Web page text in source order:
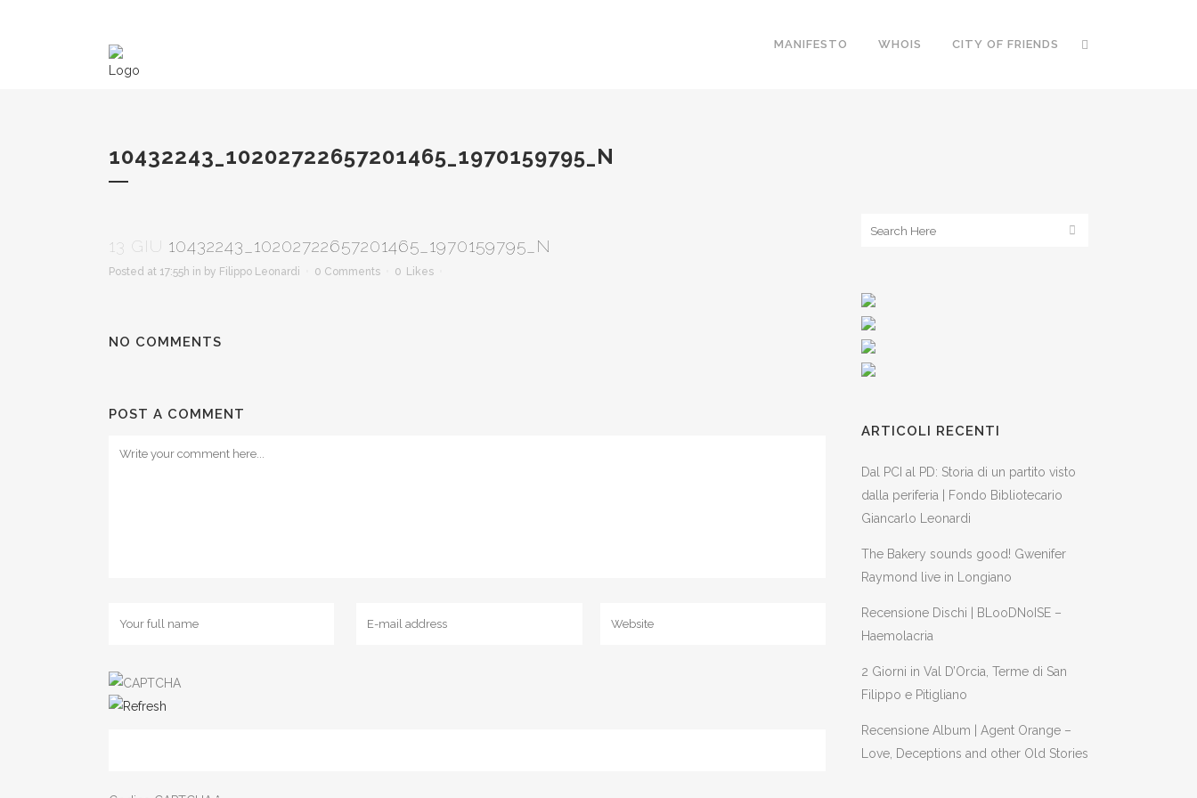
MANIFESTO WHOIS CITY OF FRIENDS
10432243_10202722657201465_1970159795_N
13 GIU 10432243_10202722657201465_1970159795_N
Posted at 17:55h in by Filippo Leonardi 0 Comments 0 Likes
NO COMMENTS
POST A COMMENT
ARTICOLI RECENTI
Dal PCI al PD: Storia di un partito visto
dalla periferia | Fondo Bibliotecario
Giancarlo Leonardi
The Bakery sounds good! Gwenifer
Raymond live in Longiano
Recensione Dischi | BLooDNoISE –
Haemolacria
2 Giorni in Val D’Orcia, Terme di San
Filippo e Pitigliano
Recensione Album | Agent Orange –
Love, Deceptions and other Old Stories